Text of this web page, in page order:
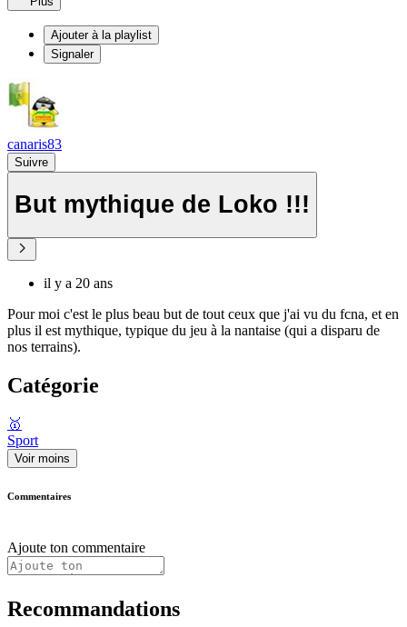
Ajouter à la playlist
Signaler
canaris83
Suivre
But mythique de Loko !!!
il y a 20 ans
Pour moi c'est le plus beau but de tout ceux que j'ai vu du fcna, et en
plus il est mythique, typique du jeu à la nantaise (qui a disparu de
nos terrains).
Catégorie
🥇
Sport
Voir moins
Commentaires
Ajoute ton commentaire
Recommandations